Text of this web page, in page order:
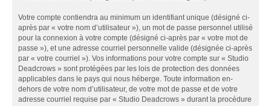
Votre compte contiendra au minimum un identifiant unique (désigné ci-
après par « votre nom d’utilisateur »), un mot de passe personnel utilisé
pour la connexion à votre compte (désigné ci-après par « votre mot de
passe »), et une adresse courriel personnelle valide (désignée ci-après
par « votre courriel »). Vos informations pour votre compte sur « Studio
Deadcrows » sont protégées par les lois de protection des données
applicables dans le pays qui nous héberge. Toute information en-
dehors de votre nom d’utilisateur, de votre mot de passe et de votre
adresse courriel requise par « Studio Deadcrows » durant la procédure